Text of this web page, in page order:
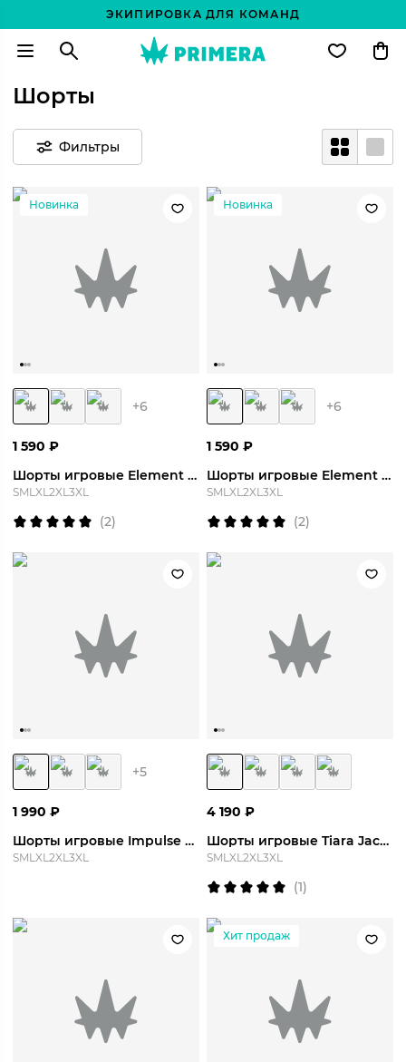
ЭКИПИРОВКА ДЛЯ КОМАНД
Шорты
Фильтры
Новинка
+6
1 590 ₽
Шорты игровые Element Short
SMLXL2XL3XL
(2)
Новинка
+6
1 590 ₽
Шорты игровые Element Short
SMLXL2XL3XL
(2)
+5
1 990 ₽
Шорты игровые Impulse Short
SMLXL2XL3XL
4 190 ₽
Шорты игровые Tiara Jaccard Short
SMLXL2XL3XL
(1)
Хит продаж